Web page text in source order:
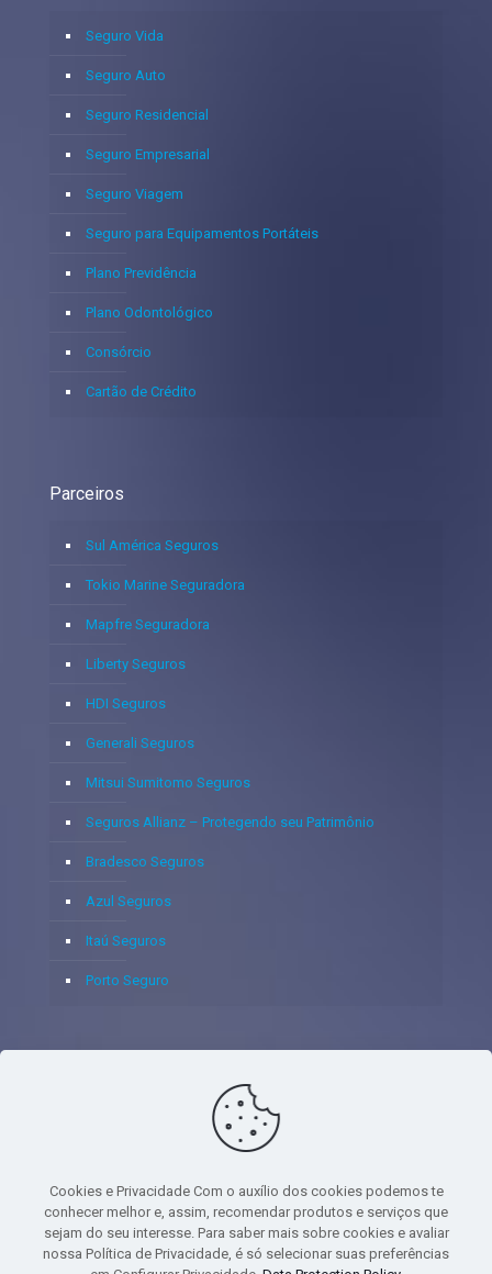
Seguro Vida
Seguro Auto
Seguro Residencial
Seguro Empresarial
Seguro Viagem
Seguro para Equipamentos Portáteis
Plano Previdência
Plano Odontológico
Consórcio
Cartão de Crédito
Parceiros
Sul América Seguros
Tokio Marine Seguradora
Mapfre Seguradora
Liberty Seguros
HDI Seguros
Generali Seguros
Mitsui Sumitomo Seguros
Seguros Allianz – Protegendo seu Patrimônio
Bradesco Seguros
Azul Seguros
Itaú Seguros
Porto Seguro
© 2020 - Yoshie & Maia Corretora de Seguros Ltda - CNPJ:
05.459.716/0001-75 - SUSEP: 100637106 AV DOS
PAVIMENTO - CEP 06.020-012 - VILA YARA - OSASCO - UF SP -
TELEFONE - (11) 8251-9266
Cookies e Privacidade Com o auxílio dos cookies podemos te
conhecer melhor e, assim, recomendar produtos e serviços que
sejam do seu interesse. Para saber mais sobre cookies e avaliar
nossa Política de Privacidade, é só selecionar suas preferências